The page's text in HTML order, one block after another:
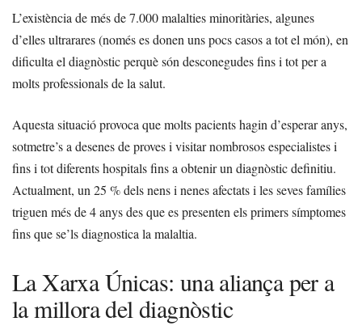
L’existència de més de 7.000 malalties minoritàries, algunes
d’elles ultrarares (només es donen uns pocs casos a tot el món), en
dificulta el diagnòstic perquè són desconegudes fins i tot per a
molts professionals de la salut.
Aquesta situació provoca que molts pacients hagin d’esperar anys,
sotmetre’s a desenes de proves i visitar nombrosos especialistes i
fins i tot diferents hospitals fins a obtenir un diagnòstic definitiu.
Actualment, un 25 % dels nens i nenes afectats i les seves famílies
triguen més de 4 anys des que es presenten els primers símptomes
fins que se’ls diagnostica la malaltia.
La Xarxa Únicas: una aliança per a
la millora del diagnòstic